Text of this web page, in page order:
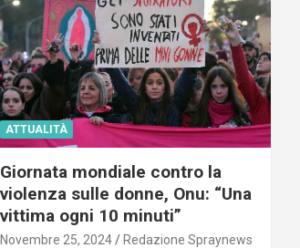
ATTUALITÀ
Giornata mondiale contro la
violenza sulle donne, Onu: “Una
vittima ogni 10 minuti”
Novembre 25, 2024 Redazione Spraynews